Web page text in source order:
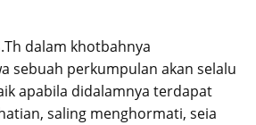
dalam khotbahnya
sebuah perkumpulan akan selalu
apabila didalamnya terdapat
saling menghormati, seia